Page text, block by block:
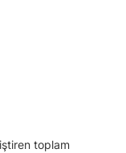
toplam